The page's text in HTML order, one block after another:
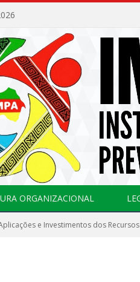
ORGANIZACIONAL
e Investimentos dos Recursos